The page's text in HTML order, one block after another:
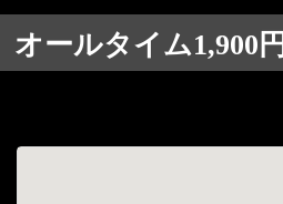
オールタイム1,900円